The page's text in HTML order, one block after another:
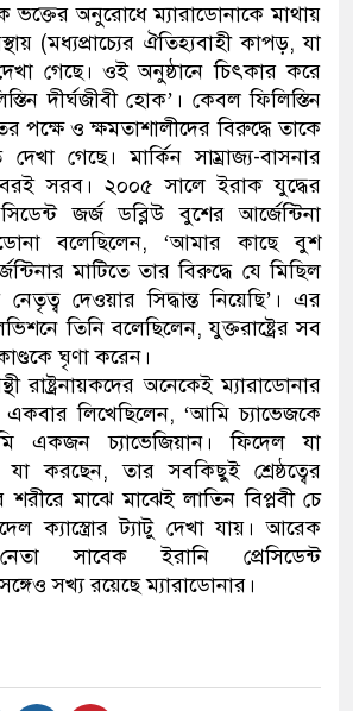
অনুরোধে ম্যারাডোনাকে মাথায়
(মধ্যপ্রাচ্যের ঐতিহ্যবাহী কাপড়, যা
গেছে। ওই অনুষ্ঠানে চিৎকার করে
দীর্ঘজীবী হোক’। কেবল ফিলিস্তিন
পক্ষে ও ক্ষমতাশালীদের বিরুদ্ধে তাকে
গেছে। মার্কিন সাম্রাজ্য-বাসনার
সরব। ২০০৫ সালে ইরাক যুদ্ধের
জর্জ ডব্লিউ বুশের আর্জেন্টিনা
বলেছিলেন, ‘আমার কাছে বুশ
মাটিতে তার বিরুদ্ধে যে মিছিল
দেওয়ার সিদ্ধান্ত নিয়েছি’। এর
তিনি বলেছিলেন, যুক্তরাষ্ট্রের সব
ঘৃণা করেন।
রাষ্ট্রনায়কদের অনেকেই ম্যারাডোনার
একবার লিখেছিলেন, ‘আমি চ্যাভেজকে
একজন চ্যাভেজিয়ান। ফিদেল যা
করছেন, তার সবকিছুই শ্রেষ্ঠত্বের
শরীরে মাঝে মাঝেই লাতিন বিপ্লবী চে
ক্যাস্ত্রোর ট্যাটু দেখা যায়। আরেক
নেতা সাবেক ইরানি প্রেসিডেন্ট
সখ্য রয়েছে ম্যারাডোনার।